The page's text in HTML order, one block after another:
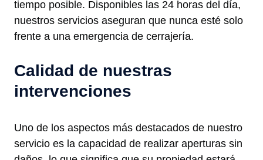
tiempo posible. Disponibles las 24 horas del día,
nuestros servicios aseguran que nunca esté solo
frente a una emergencia de cerrajería.
Calidad de nuestras
intervenciones
Uno de los aspectos más destacados de nuestro
servicio es la capacidad de realizar aperturas sin